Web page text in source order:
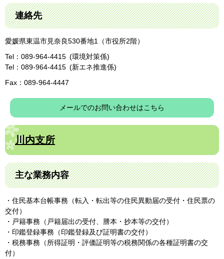
連絡先
愛媛県東温市見奈良530番地1（市役所2階）
Tel：089-964-4415
環境対策係
Tel：089-964-4415
新エネ推進係
Fax：089-964-4447
メールでのお問い合わせはこちら
川内支所
主な業務内容
・住民基本台帳事務（転入・転出等の住民異動届の受付・住民票の
交付）
・戸籍事務（戸籍届出の受付、謄本・抄本等の交付）
・印鑑登録事務（印鑑登録及び証明書の交付）
・税務事務（所得証明・評価証明等の税務関係の各種証明書の交
付）